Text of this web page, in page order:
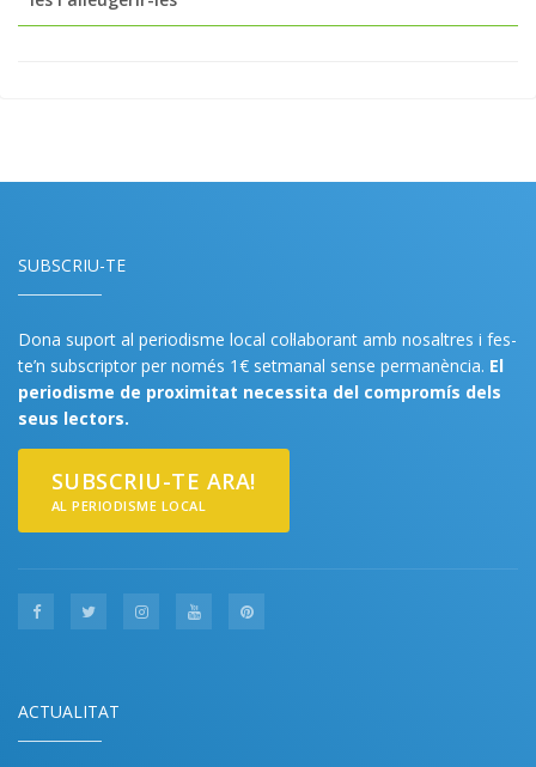
SUBSCRIU-TE
Dona suport al periodisme local col·laborant amb nosaltres i fes-
te’n subscriptor per només 1€ setmanal sense permanència. El
periodisme de proximitat necessita del compromís dels
seus lectors.
SUBSCRIU-TE ARA!
AL PERIODISME LOCAL
ACTUALITAT